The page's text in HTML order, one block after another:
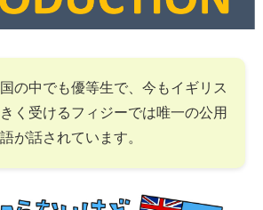
の中でも優等生で、今もイギリス
く受けるフィジーでは唯一の公用
が話されています。